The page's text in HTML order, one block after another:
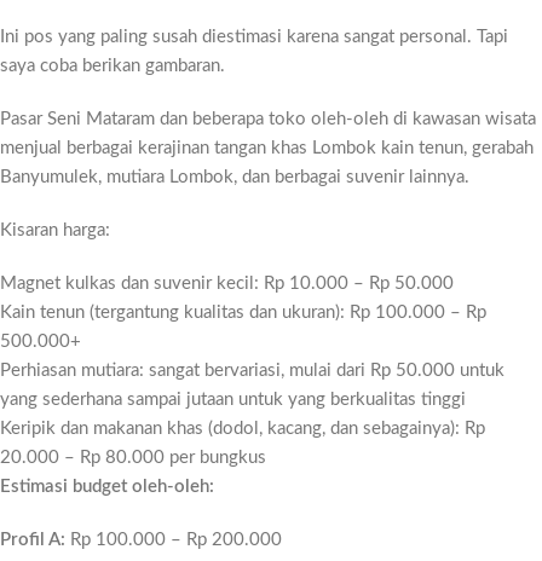
Ini pos yang paling susah diestimasi karena sangat personal. Tapi
saya coba berikan gambaran.
Pasar Seni Mataram dan beberapa toko oleh-oleh di kawasan wisata
menjual berbagai kerajinan tangan khas Lombok kain tenun, gerabah
Banyumulek, mutiara Lombok, dan berbagai suvenir lainnya.
Kisaran harga:
Magnet kulkas dan suvenir kecil: Rp 10.000 – Rp 50.000
Kain tenun (tergantung kualitas dan ukuran): Rp 100.000 – Rp
500.000+
Perhiasan mutiara: sangat bervariasi, mulai dari Rp 50.000 untuk
yang sederhana sampai jutaan untuk yang berkualitas tinggi
Keripik dan makanan khas (dodol, kacang, dan sebagainya): Rp
20.000 – Rp 80.000 per bungkus
Estimasi budget oleh-oleh:
Profil A: Rp 100.000 – Rp 200.000